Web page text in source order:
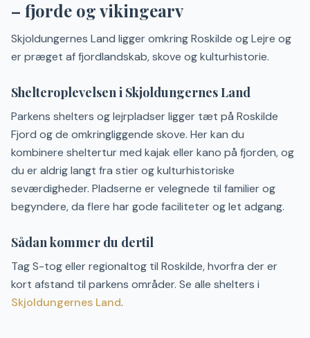
– fjorde og vikingearv
Skjoldungernes Land ligger omkring Roskilde og Lejre og
er præget af fjordlandskab, skove og kulturhistorie.
Shelteroplevelsen i Skjoldungernes Land
Parkens shelters og lejrpladser ligger tæt på Roskilde
Fjord og de omkringliggende skove. Her kan du
kombinere sheltertur med kajak eller kano på fjorden, og
du er aldrig langt fra stier og kulturhistoriske
seværdigheder. Pladserne er velegnede til familier og
begyndere, da flere har gode faciliteter og let adgang.
Sådan kommer du dertil
Tag S-tog eller regionaltog til Roskilde, hvorfra der er
kort afstand til parkens områder. Se alle shelters i
Skjoldungernes Land.